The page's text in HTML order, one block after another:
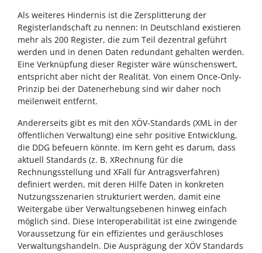
Als weiteres Hindernis ist die Zersplitterung der
Registerlandschaft zu nennen: In Deutschland existieren
mehr als 200 Register, die zum Teil dezentral geführt
werden und in denen Daten redundant gehalten werden.
Eine Verknüpfung dieser Register wäre wünschenswert,
entspricht aber nicht der Realität. Von einem Once-Only-
Prinzip bei der Datenerhebung sind wir daher noch
meilenweit entfernt.
Andererseits gibt es mit den XÖV-Standards (XML in der
öffentlichen Verwaltung) eine sehr positive Entwicklung,
die DDG befeuern könnte. Im Kern geht es darum, dass
aktuell Standards (z. B. XRechnung für die
Rechnungsstellung und XFall für Antragsverfahren)
definiert werden, mit deren Hilfe Daten in konkreten
Nutzungsszenarien strukturiert werden, damit eine
Weitergabe über Verwaltungsebenen hinweg einfach
möglich sind. Diese Interoperabilität ist eine zwingende
Voraussetzung für ein effizientes und geräuschloses
Verwaltungshandeln. Die Ausprägung der XÖV Standards